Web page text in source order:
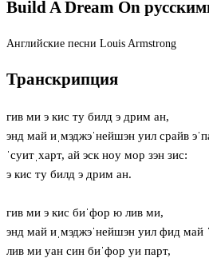
Build A Dream On
Английские песни Louis Armstrong
Транскрипция
гив ми э кис ту билд э дрим ан,
энд май иˌмэджэˈнейшэн уил срайв
ˈсуитˌхарт, ай эск нoу мор зэн зис:
э кис ту билд э дрим ан.
гив ми э кис биˈфор ю лив ми,
энд май иˌмэджэˈнейшэн уил фид май
лив ми уан син биˈфор уи парт,